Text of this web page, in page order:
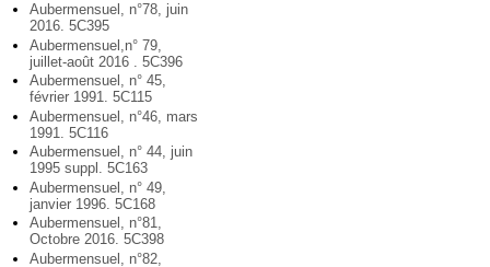
Aubermensuel, n°78, juin
2016. 5C395
Aubermensuel,n° 79,
juillet-août 2016 . 5C396
Aubermensuel, n° 45,
février 1991. 5C115
Aubermensuel, n°46, mars
1991. 5C116
Aubermensuel, n° 44, juin
1995 suppl. 5C163
Aubermensuel, n° 49,
janvier 1996. 5C168
Aubermensuel, n°81,
Octobre 2016. 5C398
Aubermensuel, n°82,